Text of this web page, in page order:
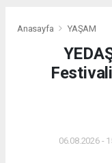
Anasayfa YAŞAM
06.08.2026 -